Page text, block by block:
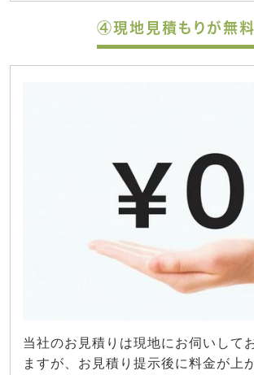
④現地見積もりが無料
当社のお見積りは現地にお伺いして
ますが、お見積り提示後に料金が上